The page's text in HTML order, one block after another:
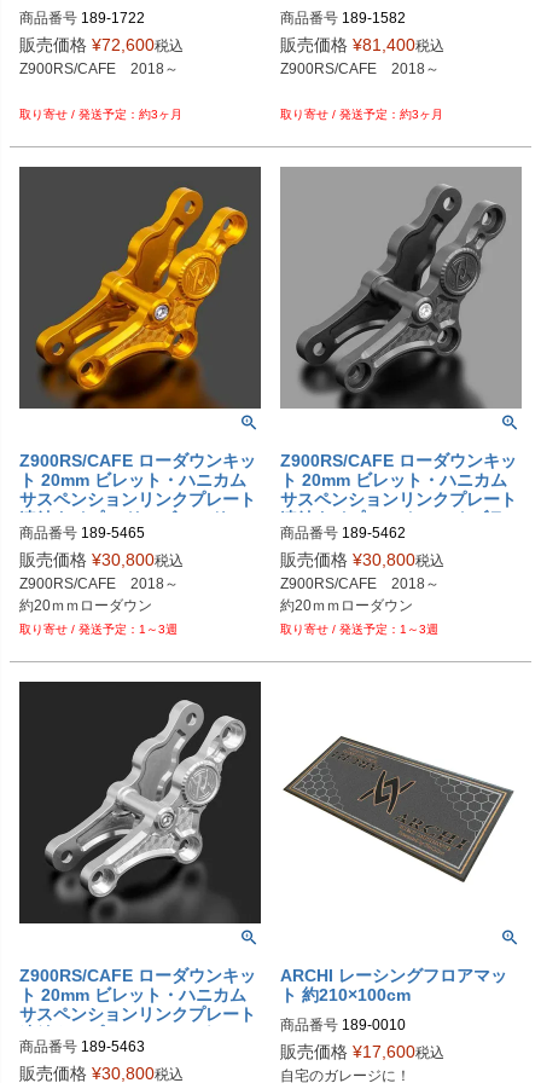
商品番号 189-1722
販売価格 ¥72,600税込
Z900RS/CAFE　2018～
約3ヶ月
商品番号 189-1582
販売価格 ¥81,400税込
Z900RS/CAFE　2018～
約3ヶ月
Z900RS/CAFE ローダウンキッ
ト 20mm ビレット・ハニカム
サスペンションリンクプレート
連結タイプ マリーゴールド AR
CHI
商品番号 189-5465
販売価格 ¥30,800税込
Z900RS/CAFE　2018～
1～3週
Z900RS/CAFE ローダウンキッ
ト 20mm ビレット・ハニカム
サスペンションリンクプレート
連結タイプ マットコークブラッ
ク ARCHI
商品番号 189-5462
販売価格 ¥30,800税込
Z900RS/CAFE　2018～
1～3週
Z900RS/CAFE ローダウンキッ
ト 20mm ビレット・ハニカム
サスペンションリンクプレート
ー ARCHI
商品番号 189-5463
販売価格 ¥30,800税込
ARCHI レーシングフロアマッ
ト 約210×100cm
商品番号 189-0010
販売価格 ¥17,600税込